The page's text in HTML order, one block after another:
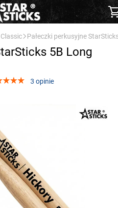
Pałeczki perkusyjne
5B Long
3 opinie